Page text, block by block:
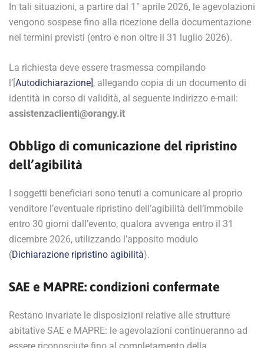
In tali situazioni, a partire dal 1° aprile 2026, le agevolazioni
vengono sospese fino alla ricezione della documentazione
nei termini previsti (entro e non oltre il 31 luglio 2026).
La richiesta deve essere trasmessa compilando
l’[Autodichiarazione], allegando copia di un documento di
identità in corso di validità, al seguente indirizzo e-mail:
assistenzaclienti@orangy.it
Obbligo di comunicazione del ripristino
dell’agibilità
I soggetti beneficiari sono tenuti a comunicare al proprio
venditore l’eventuale ripristino dell’agibilità dell’immobile
entro 30 giorni dall’evento, qualora avvenga entro il 31
dicembre 2026, utilizzando l’apposito modulo
(Dichiarazione ripristino agibilità).
SAE e MAPRE: condizioni confermate
Restano invariate le disposizioni relative alle strutture
abitative SAE e MAPRE: le agevolazioni continueranno ad
essere riconosciute fino al completamento della